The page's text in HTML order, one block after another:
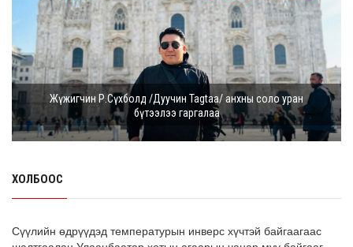
Жүжигчин Р.Сүхболд /Дуучин Tagtaa/ анхны соло уран
бүтээлээ гаргалаа
ХОЛБООС
Сүүлийн өдрүүдэд температурын инверс хүчтэй байгаагаас